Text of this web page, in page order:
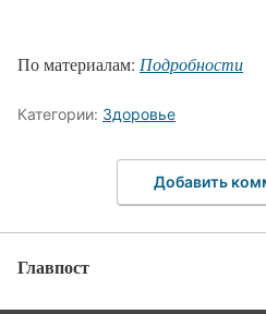
По материалам: Подробности
Категории: Здоровье
Добавить
Главпост